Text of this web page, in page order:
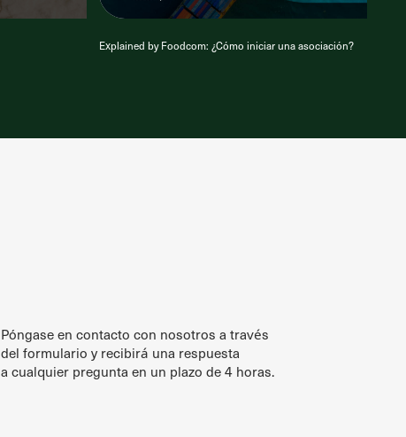
Explained by Foodcom: ¿Cómo iniciar una asociación?
Póngase en contacto con nosotros a través
del formulario y recibirá una respuesta
a cualquier pregunta en un plazo de 4 horas.